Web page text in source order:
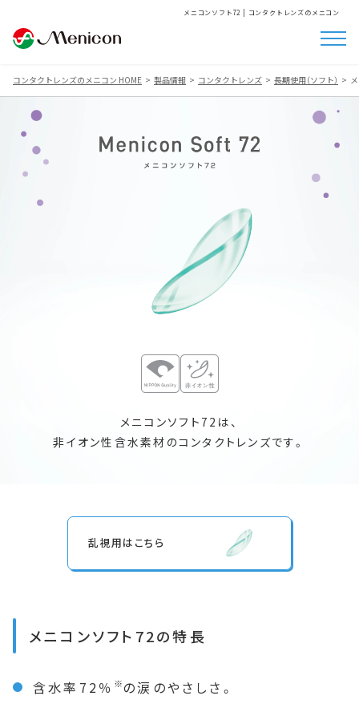
メニコンソフト72 | コンタクトレンズのメニコン
コンタクトレンズのメニコン HOME 製品情報 コンタクトレンズ 長期使用（ソフト）
メニコンソフト72は、
非イオン性含水素材のコンタクトレンズです。
乱視用はこちら
メニコンソフト72の特長
含水率72％ ※の涙のやさしさ。